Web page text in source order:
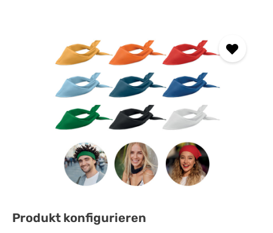
Produkt konfigurieren